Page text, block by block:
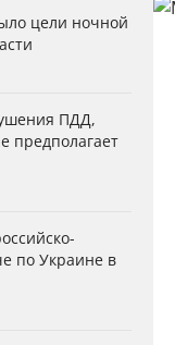
цели ночной
ПДД,
предполагает
по Украине в